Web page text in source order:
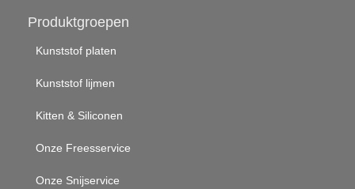
Produktgroepen
Kunststof platen
Kunststof lijmen
Kitten & Siliconen
Onze Freesservice
Onze Snijservice